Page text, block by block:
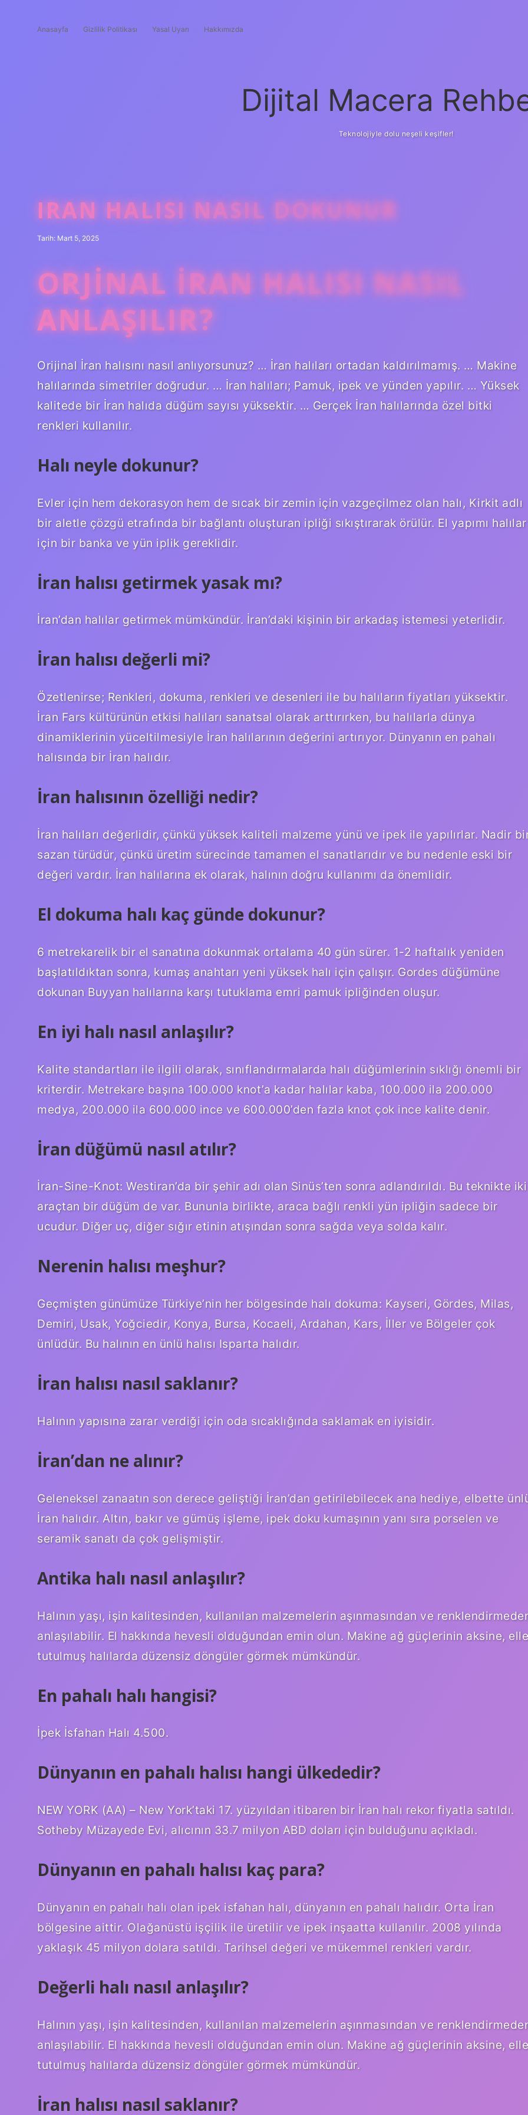
Anasayfa Gizlilik Politikası Yasal Uyarı Hakkımızda
Dijital Macera
Teknolojiyle dolu neşeli keşifler!
IRAN HALISI NASIL DOKUNUR
Tarih: Mart 5, 2025
ORJINAL İRAN HALISI NASIL
ANLAŞILIR?
Orijinal İran halısını nasıl anlıyorsunuz? … İran halıları ortadan kaldırılmamış. … Makine
halılarında simetriler doğrudur. … İran halıları; Pamuk, ipek ve yünden yapılır. … Yüksek
kalitede bir İran halıda düğüm sayısı yüksektir. … Gerçek İran halılarında özel bitki
renkleri kullanılır.
Halı neyle dokunur?
Evler için hem dekorasyon hem de sıcak bir zemin için vazgeçilmez olan halı, Kirkit adlı
bir aletle çözgü etrafında bir bağlantı oluşturan ipliği sıkıştırarak örülür. El yapımı halılar
için bir banka ve yün iplik gereklidir.
İran halısı getirmek yasak mı?
İran’dan halılar getirmek mümkündür. İran’daki kişinin bir arkadaş istemesi yeterlidir.
İran halısı değerli mi?
Özetlenirse; Renkleri, dokuma, renkleri ve desenleri ile bu halıların fiyatları yüksektir.
İran Fars kültürünün etkisi halıları sanatsal olarak arttırırken, bu halılarla dünya
dinamiklerinin yüceltilmesiyle İran halılarının değerini artırıyor. Dünyanın en pahalı
halısında bir İran halıdır.
İran halısının özelliği nedir?
İran halıları değerlidir, çünkü yüksek kaliteli malzeme yünü ve ipek ile yapılırlar. Nadir
sazan türüdür, çünkü üretim sürecinde tamamen el sanatlarıdır ve bu nedenle eski bir
değeri vardır. İran halılarına ek olarak, halının doğru kullanımı da önemlidir.
El dokuma halı kaç günde dokunur?
6 metrekarelik bir el sanatına dokunmak ortalama 40 gün sürer. 1-2 haftalık yeniden
başlatıldıktan sonra, kumaş anahtarı yeni yüksek halı için çalışır. Gordes düğümüne
dokunan Buyyan halılarına karşı tutuklama emri pamuk ipliğinden oluşur.
En iyi halı nasıl anlaşılır?
Kalite standartları ile ilgili olarak, sınıflandırmalarda halı düğümlerinin sıklığı önemli bir
kriterdir. Metrekare başına 100.000 knot’a kadar halılar kaba, 100.000 ila 200.000
medya, 200.000 ila 600.000 ince ve 600.000’den fazla knot çok ince kalite denir.
İran düğümü nasıl atılır?
İran-Sine-Knot: Westiran’da bir şehir adı olan Sinüs’ten sonra adlandırıldı. Bu teknikte iki
araçtan bir düğüm de var. Bununla birlikte, araca bağlı renkli yün ipliğin sadece bir
ucudur. Diğer uç, diğer sığır etinin atışından sonra sağda veya solda kalır.
Nerenin halısı meşhur?
Geçmişten günümüze Türkiye’nin her bölgesinde halı dokuma: Kayseri, Gördes, Milas,
Demiri, Usak, Yoğciedir, Konya, Bursa, Kocaeli, Ardahan, Kars, İller ve Bölgeler çok
ünlüdür. Bu halının en ünlü halısı Isparta halıdır.
İran halısı nasıl saklanır?
Halının yapısına zarar verdiği için oda sıcaklığında saklamak en iyisidir.
İran’dan ne alınır?
Geleneksel zanaatın son derece geliştiği İran’dan getirilebilecek ana hediye, elbette
İran halıdır. Altın, bakır ve gümüş işleme, ipek doku kumaşının yanı sıra porselen ve
seramik sanatı da çok gelişmiştir.
Antika halı nasıl anlaşılır?
Halının yaşı, işin kalitesinden, kullanılan malzemelerin aşınmasından ve
anlaşılabilir. El hakkında hevesli olduğundan emin olun. Makine ağ güçlerinin aksine, elle
tutulmuş halılarda düzensiz döngüler görmek mümkündür.
En pahalı halı hangisi?
İpek İsfahan Halı 4.500.
Dünyanın en pahalı halısı hangi ülkededir?
NEW YORK (AA) – New York’taki 17. yüzyıldan itibaren bir İran halı rekor fiyatla satıldı.
Sotheby Müzayede Evi, alıcının 33.7 milyon ABD doları için bulduğunu açıkladı.
Dünyanın en pahalı halısı kaç para?
Dünyanın en pahalı halı olan ipek isfahan halı, dünyanın en pahalı halıdır. Orta İran
bölgesine aittir. Olağanüstü işçilik ile üretilir ve ipek inşaatta kullanılır. 2008 yılında
yaklaşık 45 milyon dolara satıldı. Tarihsel değeri ve mükemmel renkleri vardır.
Değerli halı nasıl anlaşılır?
Halının yaşı, işin kalitesinden, kullanılan malzemelerin aşınmasından ve
anlaşılabilir. El hakkında hevesli olduğundan emin olun. Makine ağ güçlerinin aksine, elle
tutulmuş halılarda düzensiz döngüler görmek mümkündür.
İran halısı nasıl saklanır?